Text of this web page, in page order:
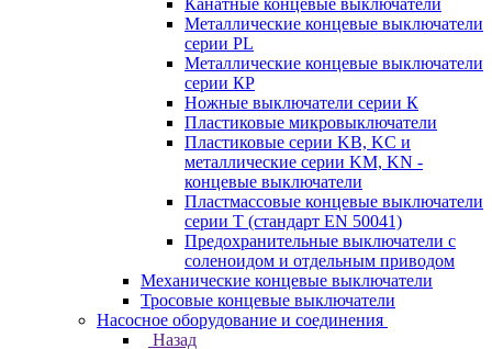
Канатные концевые выключатели
Металлические концевые выключатели
серии PL
Металлические концевые выключатели
серии КP
Ножные выключатели серии К
Пластиковые микровыключатели
Пластиковые серии KB, KC и
металлические серии KM, KN -
концевые выключатели
Пластмассовые концевые выключатели
серии T (стандарт EN 50041)
Предохранительные выключатели с
соленоидом и отдельным приводом
Механические концевые выключатели
Тросовые концевые выключатели
Насосное оборудование и соединения
Назад